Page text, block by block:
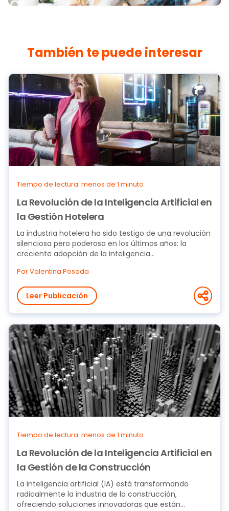
También te puede interesar
Tiempo de lectura: menos de 1 minuto
La Revolución de la Inteligencia Artificial en
la Gestión Hotelera
La industria hotelera ha sido testigo de una revolución
silenciosa pero poderosa en los últimos años: la
creciente adopción de la inteligencia...
Por Valentina Posada
Leer Publicación
Tiempo de lectura: menos de 1 minuto
La Revolución de la Inteligencia Artificial en
la Gestión de la Construcción
La inteligencia artificial (IA) está transformando
radicalmente la industria de la construcción,
ofreciendo soluciones innovadoras que están...